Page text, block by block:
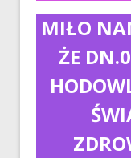
MIŁO
ŻE